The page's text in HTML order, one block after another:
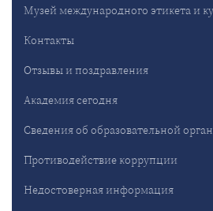
Музей международного этикета и
Контакты
Отзывы и поздравления
Академия сегодня
Сведения об образовательной
Противодействие коррупции
Недостоверная информация